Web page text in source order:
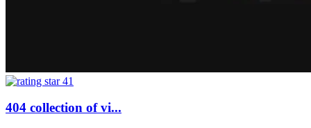
41
404 collection of vi...